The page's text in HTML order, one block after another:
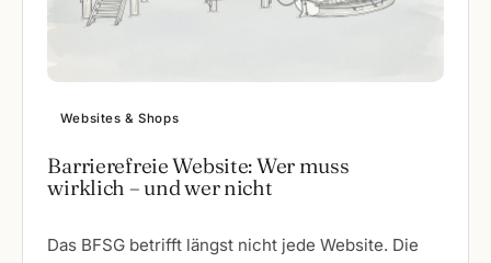
Websites & Shops
Barrierefreie Website: Wer muss
wirklich – und wer nicht
Das BFSG betrifft längst nicht jede Website. Die